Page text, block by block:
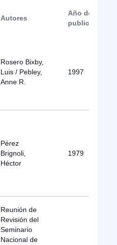
Autores
Año de
publicación
Rosero Bixby,
Luis / Pebley,
Anne R.
1997
Pérez
Brignoli,
Héctor
1979
Reunión de
Revisión del
Seminario
Nacional de